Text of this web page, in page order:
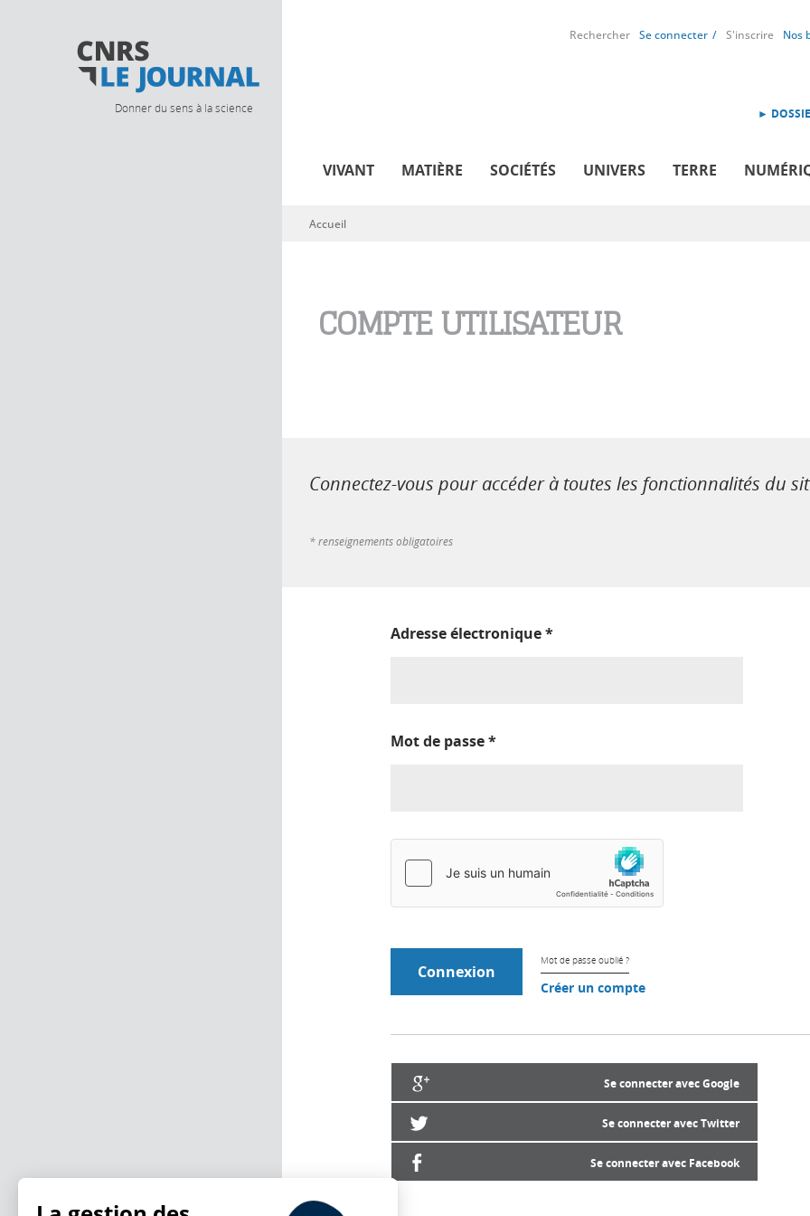
Donner du sens à la science
Rechercher Se connecter S'inscrire Nos
►
VIVANT MATIÈRE SOCIÉTÉS UNIVERS TERRE
Vous êtes ici
Accueil
COMPTE UTILISATEUR
Connectez-vous pour accéder à toutes les fonctionnalités du
* renseignements obligatoires
Adresse électronique*
Mot de passe*
Mot de passe oublié ?
Créer un compte
Se connecter avec Google
Se connecter avec Twitter
Se connecter avec Facebook